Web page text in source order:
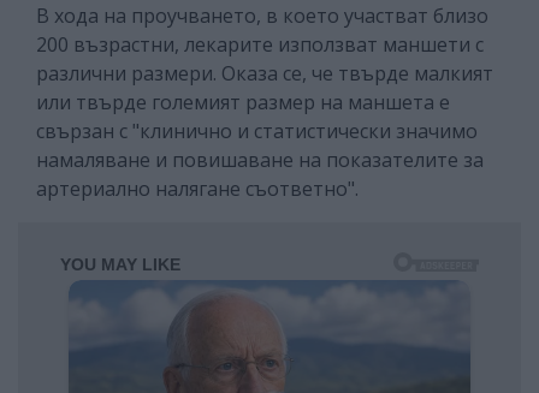
В хода на проучването, в което участват близо
200 възрастни, лекарите използват маншети с
различни размери. Оказа се, че твърде малкият
или твърде големият размер на маншета е
свързан с "клинично и статистически значимо
намаляване и повишаване на показателите за
артериално налягане съответно".